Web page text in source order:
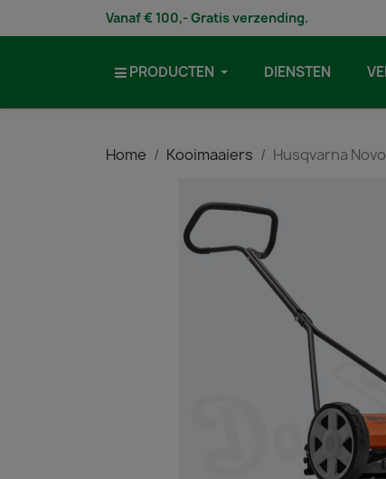
Vanaf € 100,- Gratis verzending.
PRODUCTEN DIENSTEN
Home Kooimaaiers Husqvarna